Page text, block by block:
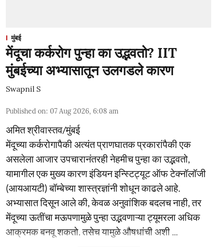
मुंबई
मेंदूचा कर्करोग पुन्हा का उद्भवतो? IIT
मुंबईच्या अभ्यासातून उलगडले कारण
Swapnil S
Published on: 07 Aug 2026, 6:08 am
अमित श्रीवास्तव/मुंबई
मेंदूच्या कर्करोगापैकी अत्यंत प्राणघातक प्रकारांपैकी एक
असलेला आजार उपचारानंतरही नेहमीच पुन्हा का उद्भवतो,
यामागील एक मुख्य कारण इंडियन इन्स्टिट्यूट ऑफ टेक्नॉलॉजी
(आयआयटी) बॉम्बेच्या शास्त्रज्ञांनी शोधून काढले आहे.
अभ्यासात दिसून आले की, केवळ अनुवांशिक बदलच नाही, तर
मेंदूच्या ऊतींचा मऊपणामुळे पुन्हा उद्भवणाऱ्या ट्यूमरला अधिक
आक्रमक बनवू शकतो. तसेच यामुळे औषधांची अशी ...